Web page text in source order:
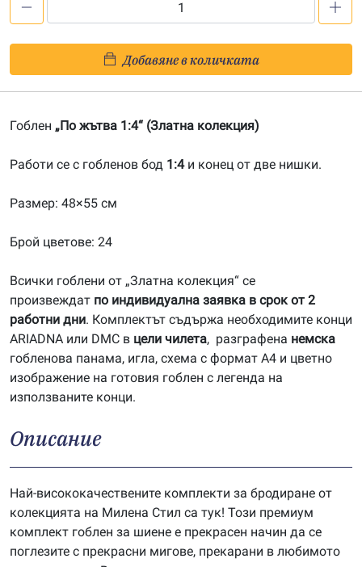
жътва
1:4-
Добавяне в количката
Гоблен „По жътва 1:4“ (Златна колекция)
Работи се с гобленов бод 1:4и конец от две нишки.
Размер: 48×55 см
Брой цветове: 24
Всички гоблени от „Златна колекция“ се
произвеждат по индивидуална заявка в срок от 2
работни дни. Комплектът съдържа необходимите конци
ARIADNA или DMC в цели чилета, разграфена немска
гобленова панама, игла, схема с формат А4 и цветно
изображение на готовия гоблен с легенда на
използваните конци.
Описание
Най-висококачествените комплекти за бродиране от
колекцията на Милена Стил са тук! Този премиум
комплект гоблен за шиене е прекрасен начин да се
поглезите с прекрасни мигове, прекарани в любимото